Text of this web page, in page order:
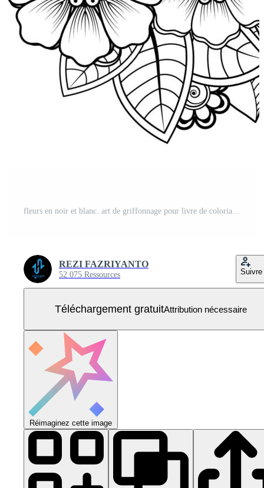
fleurs en noir et blanc. art de griffonnage pour livre de coloriage Vecteur Gratuit
REZI FAZRIYANTO
52 075 Ressources Suivre
Téléchargement gratuitAttribution nécessaire
Réimaginez cette image